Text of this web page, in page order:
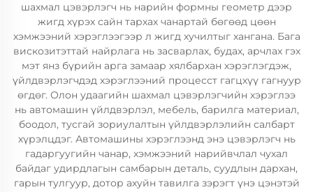
шахмал цэвэрлэгч нь нарийн формны геометр дээр
жигд хүрэх сайн тархах чанартай бөгөөд цөөн
хэмжээний хэрэглээгээр л жигд хучилтыг хангана. Бага
вискозитэттай найрлага нь засварлах, будах, арчлах гэх
мэт янз бүрийн арга замаар хялбархан хэрэглэгдэж,
үйлдвэрлэгчдэд хэрэглээний процесст гагцхүү гагнуур
өгдөг. Олон удаагийн шахмал цэвэрлэгчийн хэрэглээ
нь автомашин үйлдвэрлэл, мебель, барилга материал,
боодол, тусгай зориулалтын үйлдвэрлэлийн салбарт
хүрэлцдэг. Автомашины хэрэглээнд энэ цэвэрлэгч нь
гадаргуугийн чанар, хэмжээний нарийвчлал чухал
байдаг удирдлагын самбарын деталь, суудлын дархан,
гарын тулгуур, дотор ахуйн тавилга зэрэгт үнэ цэнэтэй